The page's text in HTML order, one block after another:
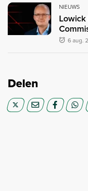
NIEUWS
6 aug.
Delen